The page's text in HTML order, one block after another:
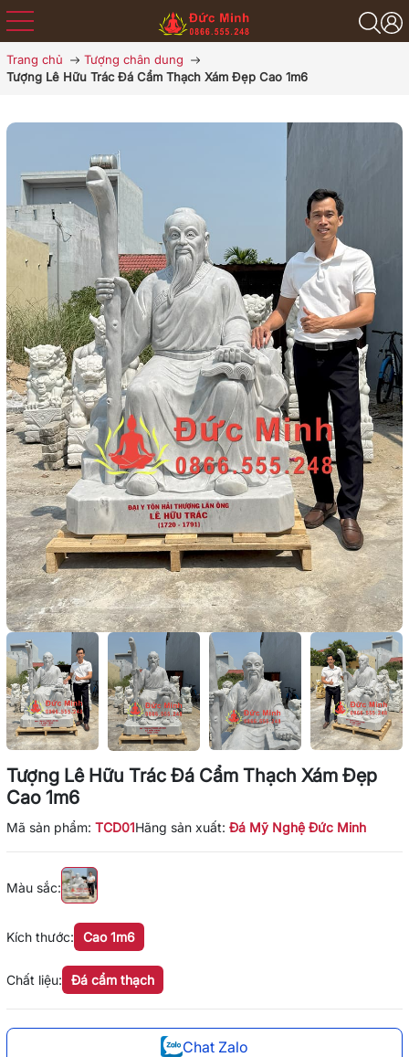
Trang chủ
Tượng chân dung
Tượng Lê Hữu Trác Đá Cẩm Thạch Xám Đẹp Cao 1m6
Tượng Lê Hữu Trác Đá Cẩm Thạch Xám Đẹp
Cao 1m6
Mã sản phẩm: TCD01Hãng sản xuất: Đá Mỹ Nghệ Đức Minh
Kích thước: Cao 1m6
Màu sắc:
Chất liệu: Đá cẩm thạch
Chat Zalo